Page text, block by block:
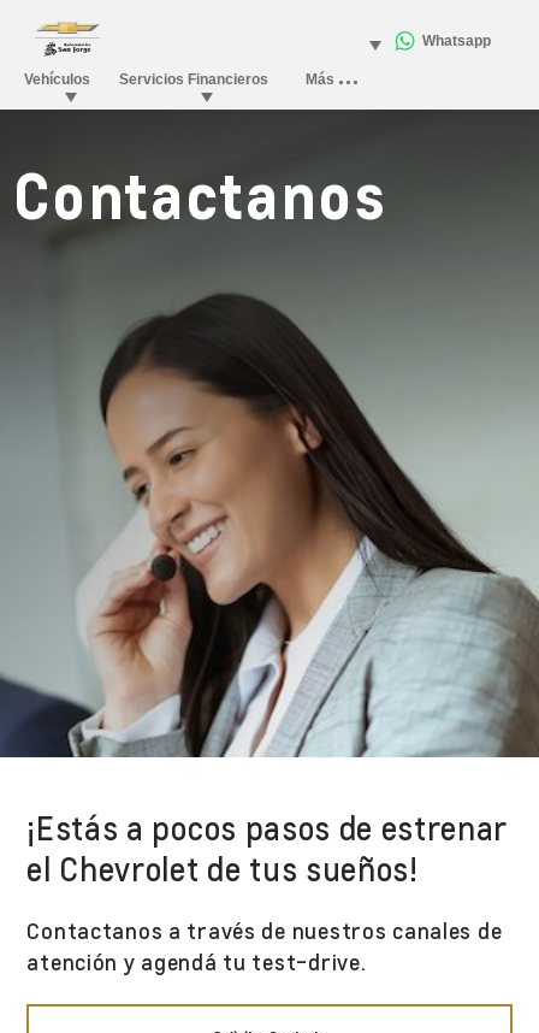
Contactanos
¡Estás a pocos pasos de estrenar
el Chevrolet de tus sueños!
Contactanos a través de nuestros canales de
atención y agendá tu test-drive.